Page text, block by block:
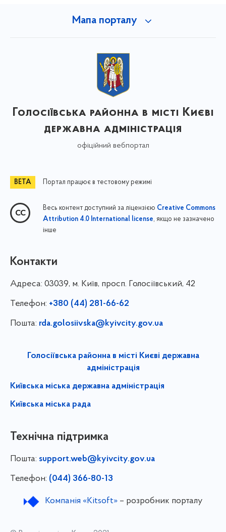
Мапа порталу
Голосіївська районна в місті Києві
державна адміністрація
офіційний вебпортал
Портал працює в тестовому режимі
Весь контент доступний за ліцензією Creative Commons
Attribution 4.0 International license, якщо не зазначено
інше
Контакти
Адреса: 03039, м. Київ, просп. Голосіївський, 42
Телефон: +380 (44) 281-66-62
Пошта: rda.golosiivska@kyivcity.gov.ua
Голосіївська районна в місті Києві державна
адміністрація
Київська міська державна адміністрація
Київська міська рада
Технічна підтримка
Пошта: support.web@kyivcity.gov.ua
Телефон: (044) 366-80-13
Компанія «Kitsoft»– розробник порталу